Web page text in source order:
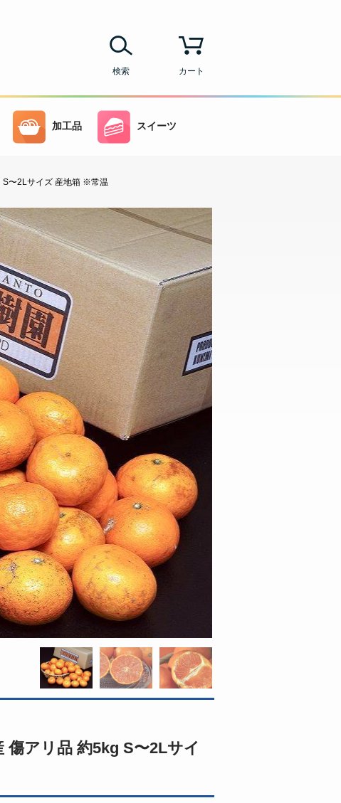
カート
検索
加工品 スイーツ
S〜2Lサイズ 産地箱 ※常温
傷アリ品 約5kg S〜2Lサイ